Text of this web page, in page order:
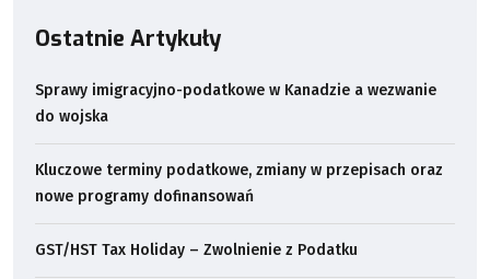
Ostatnie Artykuły
Sprawy imigracyjno-podatkowe w Kanadzie a wezwanie
do wojska
Kluczowe terminy podatkowe, zmiany w przepisach oraz
nowe programy dofinansowań
GST/HST Tax Holiday – Zwolnienie z Podatku